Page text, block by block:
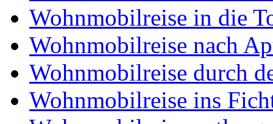
Wohnmobilreise in die
Wohnmobilreise nach
Wohnmobilreise durch
Wohnmobilreise ins